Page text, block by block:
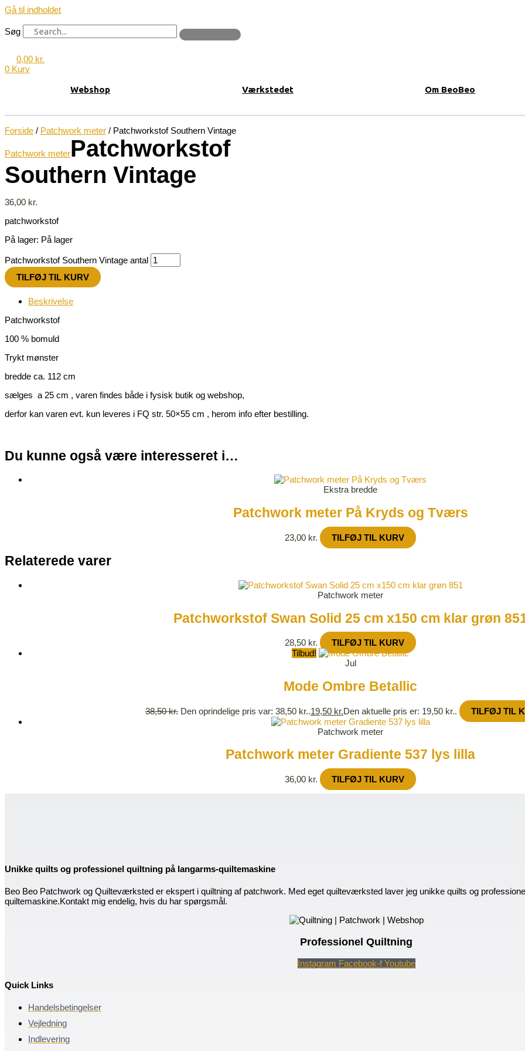
Gå til indholdet
Søg
0,00 kr.
0 Kurv
Webshop Værkstedet Om BeoBeo
Forside / Patchwork meter / Patchworkstof Southern Vintage
Patchwork meterPatchworkstof
Southern Vintage
36,00 kr.
patchworkstof
På lager: På lager
Patchworkstof Southern Vintage antal
TILFØJ TIL KURV
Beskrivelse
Patchworkstof
100 % bomuld
Trykt mønster
bredde ca. 112 cm
sælges a 25 cm , varen findes både i fysisk butik og webshop,
derfor kan varen evt. kun leveres i FQ str. 50×55 cm , herom info efter bestilling.
Du kunne også være interesseret i…
Ekstra bredde
Patchwork meter På Kryds og Tværs
23,00 kr. TILFØJ TIL KURV
Relaterede varer
Patchwork meter
Patchworkstof Swan Solid 25 cm x150 cm klar grøn
28,50 kr.
TILFØJ TIL KURV
Tilbud!
Jul
Mode Ombre Betallic
38,50kr. Den oprindelige pris var: 38,50 kr..19,50 kr.Den aktuelle pris er: 19,50 kr.. TILFØJ TIL
Patchwork meter
Patchwork meter Gradiente 537 lys lilla
36,00 kr. TILFØJ TIL KURV
Unikke quilts og professionel quiltning på langarms-quiltemaskine
Beo Beo Patchwork og Quilteværksted er ekspert i quiltning af patchwork. Med eget quilteværksted laver jeg unikke quilts og
quiltemaskine.Kontakt mig endelig, hvis du har spørgsmål.
Professionel Quiltning
Instagram Facebook-f Youtube
Quick Links
Handelsbetingelser
Vejledning
Indlevering